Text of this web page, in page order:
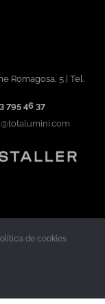
Romagosa, 5 | Tel.
795 46 37
de cookies